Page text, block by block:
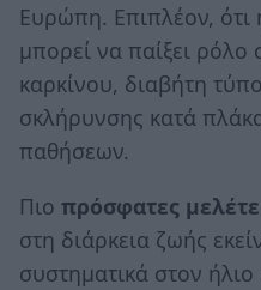
Ευρώπη. Επιπλέον, ότι
μπορεί να παίξει
καρκίνου, διαβήτη
σκλήρυνσης κατά
παθήσεων.
Πιο πρόσφατες
στη διάρκεια ζωής
συστηματικά στον